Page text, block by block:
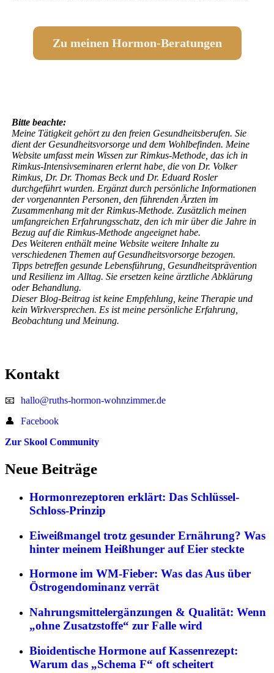
Zu meinen Hormon-Beratungen
Bitte beachte:
Meine Tätigkeit gehört zu den freien Gesundheitsberufen. Sie
dient der Gesundheitsvorsorge und dem Wohlbefinden. Meine
Website umfasst mein Wissen zur Rimkus-Methode, das ich in
Rimkus-Intensivseminaren erlernt habe, die von Dr. Volker
Rimkus, Dr. Dr. Thomas Beck und Dr. Eduard Rosler
durchgeführt wurden. Ergänzt durch persönliche Informationen
der vorgenannten Personen, den führenden Ärzten im
Zusammenhang mit der Rimkus-Methode. Zusätzlich meinen
umfangreichen Erfahrungsschatz, den ich mir über die Jahre in
Bezug auf die Rimkus-Methode angeeignet habe.
Des Weiteren enthält meine Website weitere Inhalte zu
verschiedenen Themen auf Gesundheitsvorsorge bezogen.
Tipps betreffen gesunde Lebensführung, Gesundheitsprävention
und Resilienz im Alltag. Sie ersetzen keine ärztliche Abklärung
oder Behandlung.
Dieser Blog-Beitrag ist keine Empfehlung, keine Therapie und
kein Wirkversprechen. Es ist meine persönliche Erfahrung,
Beobachtung und Meinung.
Kontakt
📧
hallo@ruths-hormon-wohnzimmer.de
👤
Facebook
Zur Skool Community
Neue Beiträge
Hormonrezeptoren erklärt: Das Schlüssel-
Schloss-Prinzip
Eiweißmangel trotz gesunder Ernährung? Was
hinter meinem Heißhunger auf Eier steckte
Hormone im WM-Fieber: Was das Aus über
Östrogendominanz verrät
Nahrungsmittelergänzungen & Qualität: Wenn
„ohne Zusatzstoffe“ zur Falle wird
Bioidentische Hormone auf Kassenrezept:
Warum das „Schema F“ oft scheitert